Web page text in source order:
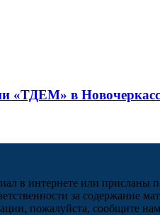
«ТДЕМ» в
в интернете или присланы
за содержание
пожалуйста, сообщите нам